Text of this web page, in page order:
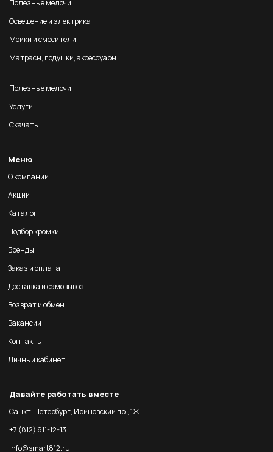
Полезные мелочи
Освещение и электрика
Мойки и смесители
Матрасы, подушки, аксессуары
Полезные мелочи
Услуги
Скачать
Меню
О компании
Акции
Каталог
Подбор кромки
Бренды
Заказ и оплата
Доставка и самовывоз
Возврат и обмен
Вакансии
Контакты
Личный кабинет
Давайте работать вместе
Санкт-Петербург, Ириновский пр., 1Ж
+7 (812) 611-12-13
info@smart812.ru